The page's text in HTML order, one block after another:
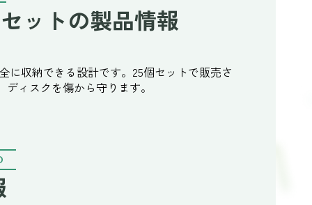
ットの製品情報
に収納できる設計です。25個セットで販売さ
ィスクを傷から守ります。